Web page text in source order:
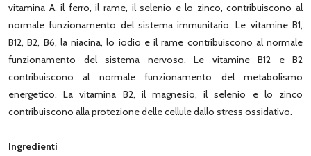
vitamina A, il ferro, il rame, il selenio e lo zinco, contribuiscono al
normale funzionamento del sistema immunitario. Le vitamine B1,
B12, B2, B6, la niacina, lo iodio e il rame contribuiscono al normale
funzionamento del sistema nervoso. Le vitamine B12 e B2
contribuiscono al normale funzionamento del metabolismo
energetico. La vitamina B2, il magnesio, il selenio e lo zinco
contribuiscono alla protezione delle cellule dallo stress ossidativo.
Ingredienti